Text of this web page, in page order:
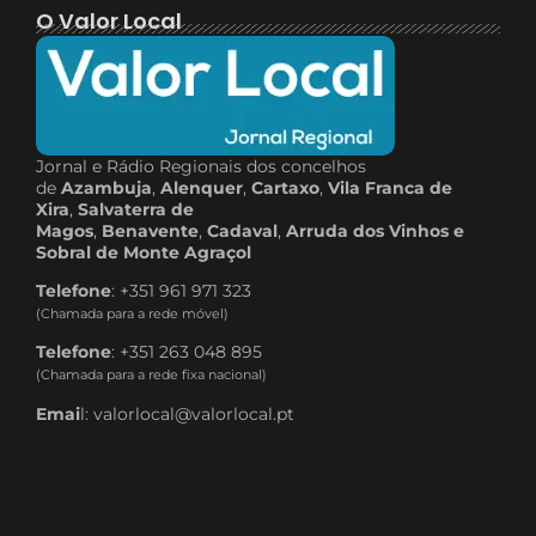
O Valor Local
Jornal e Rádio Regionais dos concelhos
de Azambuja, Alenquer, Cartaxo, Vila Franca de
Xira, Salvaterra de
Magos, Benavente, Cadaval, Arruda dos Vinhos e
Sobral de Monte Agraçol
Telefone: +351 961 971 323
(Chamada para a rede móvel)
Telefone: +351 263 048 895
(Chamada para a rede fixa nacional)
Email: valorlocal@valorlocal.pt